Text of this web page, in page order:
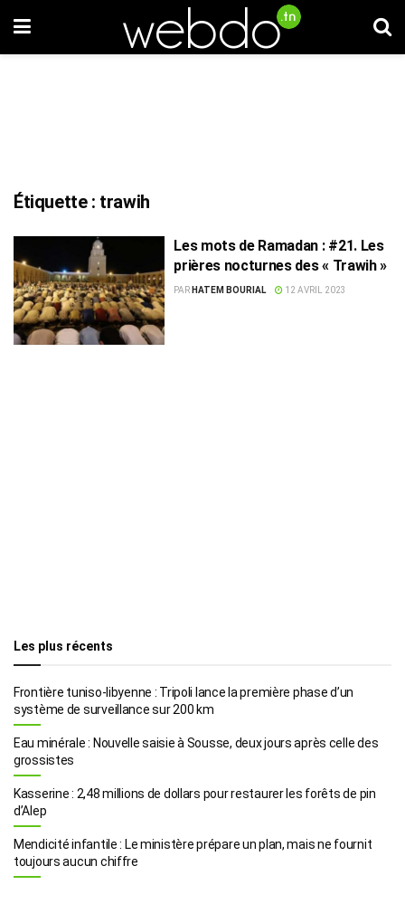
Étiquette : trawih
Les mots de Ramadan : #21. Les
prières nocturnes des « Trawih »
PAR HATEM BOURIAL 12 AVRIL 2023
Les plus récents
Frontière tuniso-libyenne : Tripoli lance la première phase d’un
système de surveillance sur 200 km
Eau minérale : Nouvelle saisie à Sousse, deux jours après celle des
grossistes
Kasserine : 2,48 millions de dollars pour restaurer les forêts de pin
d’Alep
Mendicité infantile : Le ministère prépare un plan, mais ne fournit
toujours aucun chiffre